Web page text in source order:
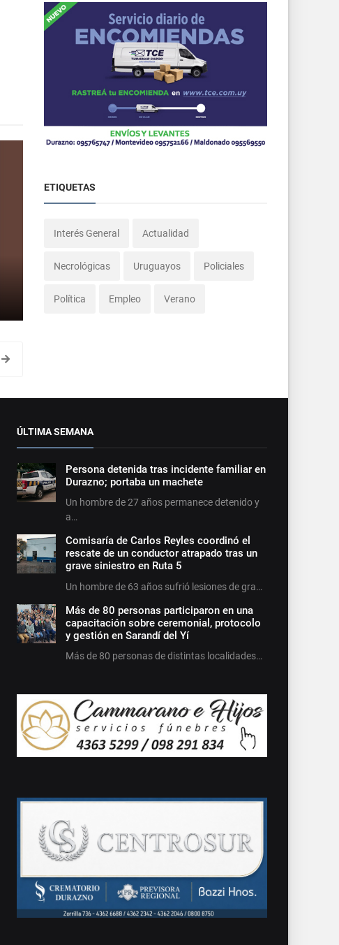
ETIQUETAS
Interés General Actualidad
Necrológicas Uruguayos Policiales
Política Empleo Verano
ÚLTIMA SEMANA
Persona detenida tras incidente familiar en
Durazno; portaba un machete
Un hombre de 27 años permanece detenido y
a…
Comisaría de Carlos Reyles coordinó el
rescate de un conductor atrapado tras un
grave siniestro en Ruta 5
Un hombre de 63 años sufrió lesiones de gra…
Más de 80 personas participaron en una
capacitación sobre ceremonial, protocolo
y gestión en Sarandí del Yí
Más de 80 personas de distintas localidades…